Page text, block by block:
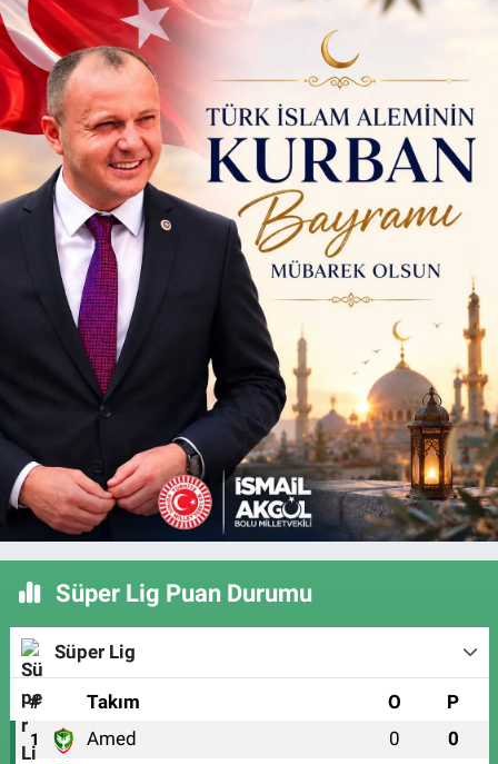
Süper Lig Puan Durumu
Süper Lig
# Takım O P
1 Amed 0 0